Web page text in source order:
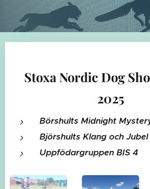
Stoxa Nordic Dog
2025
Börshults Midnight
Björshults Klang och Jubel
Uppfödargruppen BIS 4